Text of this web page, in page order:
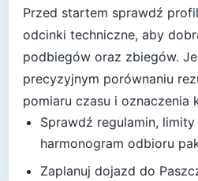
Przed startem sprawdź
odcinki techniczne, aby
podbiegów oraz zbiegów.
precyzyjnym porównaniu
pomiaru czasu i oznaczenia
Sprawdź regulamin,
harmonogram odbioru
Zaplanuj dojazd do